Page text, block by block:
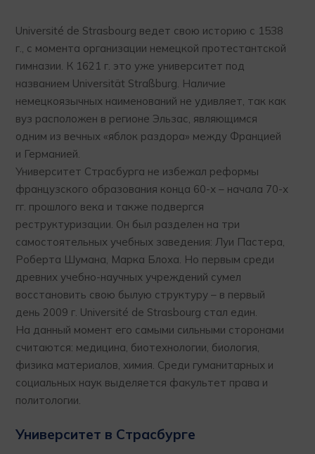
Université de Strasbourg ведет свою историю с 1538
г., с момента организации немецкой протестантской
гимназии. К 1621 г. это уже университет под
названием Universität Straßburg. Наличие
немецкоязычных наименований не удивляет, так как
вуз расположен в регионе Эльзас, являющимся
одним из вечных «яблок раздора» между Францией
и Германией.
Университет Страсбурга не избежал реформы
французского образования конца 60-х – начала 70-х
гг. прошлого века и также подвергся
реструктуризации. Он был разделен на три
самостоятельных учебных заведения: Луи Пастера,
Роберта Шумана, Марка Блоха. Но первым среди
древних учебно-научных учреждений сумел
восстановить свою былую структуру – в первый
день 2009 г. Université de Strasbourg стал един.
На данный момент его самыми сильными сторонами
считаются: медицина, биотехнологии, биология,
физика материалов, химия. Среди гуманитарных и
социальных наук выделяется факультет права и
политологии.
Университет в Страсбурге